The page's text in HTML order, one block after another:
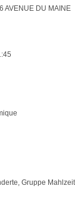
AVENUE DU MAINE
Gruppe